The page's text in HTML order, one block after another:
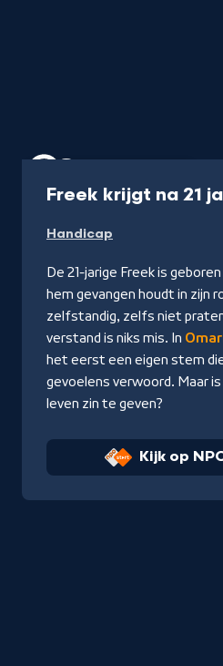
Freek krijgt na 21
Handicap
De 21-jarige Freek is
hem gevangen houdt in zijn
zelfstandig, zelfs niet
verstand is niks mis. In
het eerst een eigen stem
gevoelens verwoord. Maar
leven zin te geven?
Kijk op